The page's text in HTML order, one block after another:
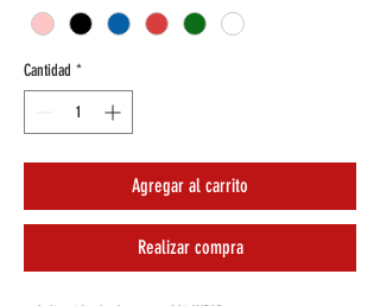
Cantidad *
Agregar al carrito
Realizar compra